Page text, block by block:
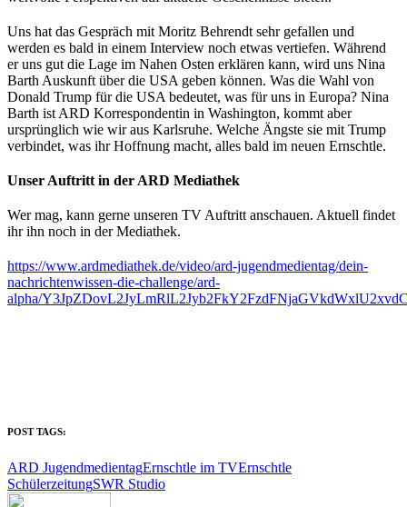
Uns hat das Gespräch mit Moritz Behrendt sehr gefallen und
werden es bald in einem Interview noch etwas vertiefen. Während
er uns gut die Lage im Nahen Osten erklären kann, wird uns Nina
Barth Auskunft über die USA geben können. Was die Wahl von
Donald Trump für die USA bedeutet, was für uns in Europa? Nina
Barth ist ARD Korrespondentin in Washington, kommt aber
ursprünglich wie wir aus Karlsruhe. Welche Ängste sie mit Trump
verbindet, was ihr Hoffnung macht, alles bald im neuen Ernschtle.
Unser Auftritt in der ARD Mediathek
Wer mag, kann gerne unseren TV Auftritt anschauen. Aktuell findet
ihr ihn noch in der Mediathek.
https://www.ardmediathek.de/video/ard-jugendmedientag/dein-
nachrichtenwissen-die-challenge/ard-
alpha/
POST TAGS:
ARD JugendmedientagErnschtle im TVErnschtle
SchülerzeitungSWR Studio